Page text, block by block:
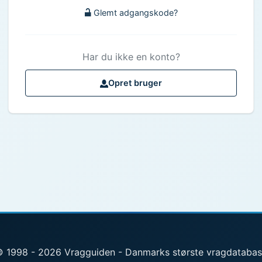
Glemt adgangskode?
Har du ikke en konto?
Opret bruger
1998 - 2026 Vragguiden - Danmarks største